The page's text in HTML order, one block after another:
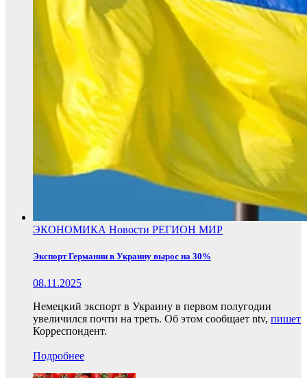
ЭКОНОМИКА Новости РЕГИОН МИР
Экспорт Германии в Украину вырос на 30%
08.11.2025
Немецкий экспорт в Украину в первом полугодии
увеличился почти на треть. Об этом сообщает ntv, пишет
Корреспондент.
Подробнее